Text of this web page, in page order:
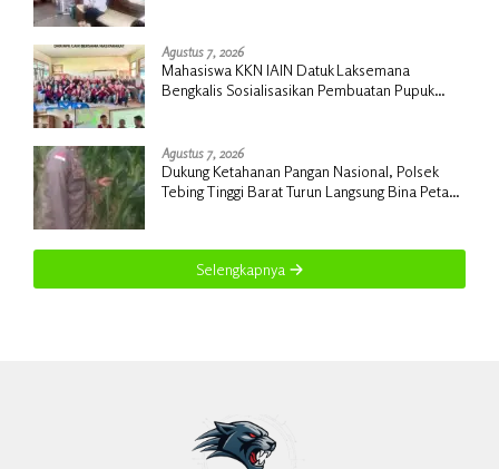
Agustus 7, 2026
Mahasiswa KKN IAIN Datuk Laksemana
Bengkalis Sosialisasikan Pembuatan Pupuk
Agustus 7, 2026
Dukung Ketahanan Pangan Nasional, Polsek
Tebing Tinggi Barat Turun Langsung Bina Petani
Selengkapnya